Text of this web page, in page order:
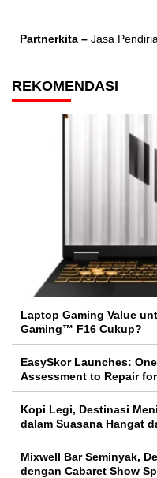
Partnerkita – Jasa
REKOMENDASI
Laptop Gaming Value
Gaming™ F16 Cukup?
EasySkor Launches:
Assessment to Repair
Kopi Legi, Destinasi
dalam Suasana Hangat
Mixwell Bar Seminyak,
dengan Cabaret Show